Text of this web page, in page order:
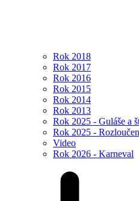
Rok 2018
Rok 2017
Rok 2016
Rok 2015
Rok 2014
Rok 2013
Rok 2025 - Guláše a
Rok 2025 -
Video
Rok 2026 - Karneval